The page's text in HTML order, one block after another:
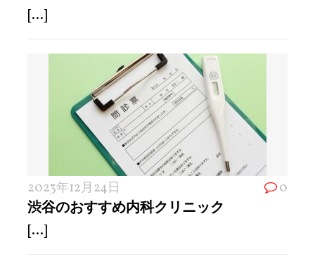
[...]
2023年12月24日 0
渋谷のおすすめ内科クリニック
[...]